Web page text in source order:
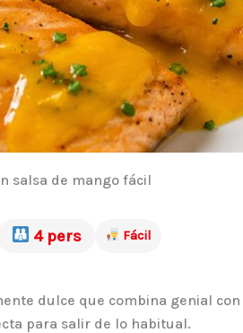
salsa de mango fácil
4 pers Fácil
dulce que combina genial
para salir de lo habitual.